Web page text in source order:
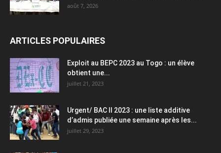
août 7, 2026
ARTICLES POPULAIRES
Exploit au BEPC 2023 au Togo : un élève
obtient une...
juillet 21, 2023
Urgent/ BAC II 2023 : une liste additive
d’admis publiée une semaine après les...
juillet 29, 2023